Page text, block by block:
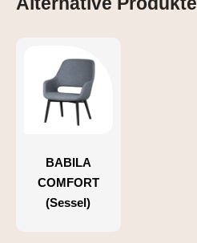
BABILA
COMFORT
(Sessel)